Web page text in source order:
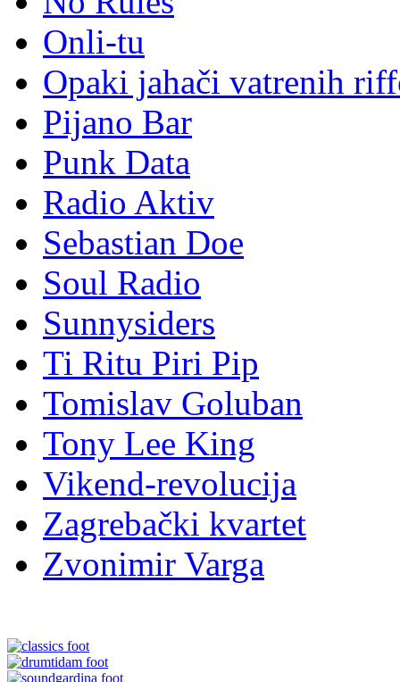
Onli-tu
Opaki jahači vatrenih
Pijano Bar
Punk Data
Radio Aktiv
Sebastian Doe
Soul Radio
Sunnysiders
Ti Ritu Piri Pip
Tomislav Goluban
Tony Lee King
Vikend-revolucija
Zagrebački kvartet
Zvonimir Varga